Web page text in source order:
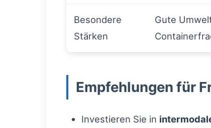
Besondere
Stärken
Gute
Empfehlungen für
Investieren Sie in